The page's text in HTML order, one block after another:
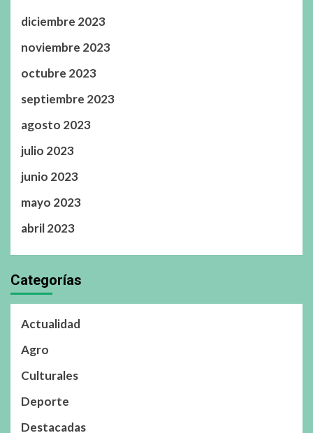
diciembre 2023
noviembre 2023
octubre 2023
septiembre 2023
agosto 2023
julio 2023
junio 2023
mayo 2023
abril 2023
Categorías
Actualidad
Agro
Culturales
Deporte
Destacadas